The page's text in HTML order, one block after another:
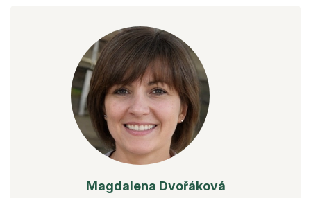
Magdalena Dvořáková